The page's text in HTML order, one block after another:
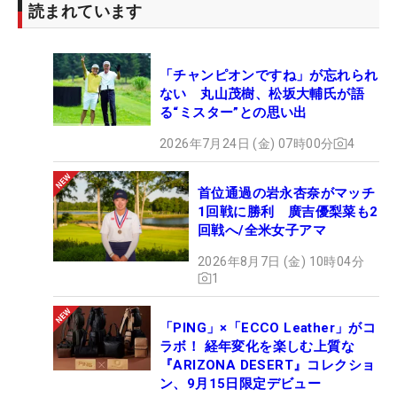
読まれています
「チャンピオンですね」が忘れられ
ない 丸山茂樹、松坂大輔氏が語
る“ミスター”との思い出
2026年7月24日 (金) 07時00分 4
首位通過の岩永杏奈がマッチ
1回戦に勝利 廣吉優梨菜も2
回戦へ/全米女子アマ
2026年8月7日 (金) 10時04分
1
「PING」×「ECCO Leather」がコ
ラボ！ 経年変化を楽しむ上質な
『ARIZONA DESERT』コレクショ
ン、9月15日限定デビュー